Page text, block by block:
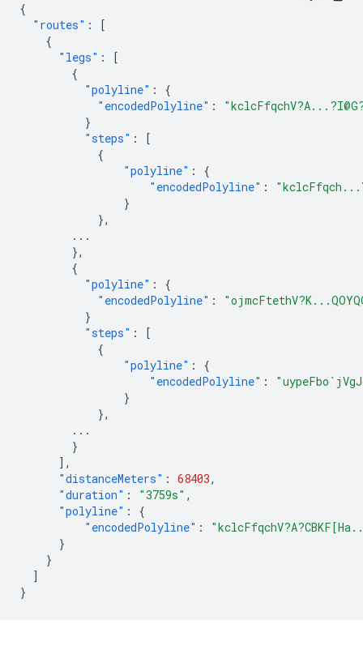
{
"routes" :
[
{
"legs" :
[
{
"polyline" :
{
"encodedPolyline" :
}
"steps" :
[
{
"polyline" :
{
"encodedPolyline" :
}
},
...
},
{
"polyline" :
{
"encodedPolyline" :
}
"steps" :
[
{
"polyline" :
{
"encodedPolyline" :
}
},
...
}
],
"distanceMeters" : 68403,
"duration" : "3759s" ,
"polyline" :
{
"encodedPolyline" :
}
}
]
}